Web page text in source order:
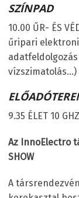
SZÍNPAD
10.00 ŰR- ÉS
űripari
vízszimatolás…)
9.35 ÉLET 10
Az InnoElectro
SHOW
A